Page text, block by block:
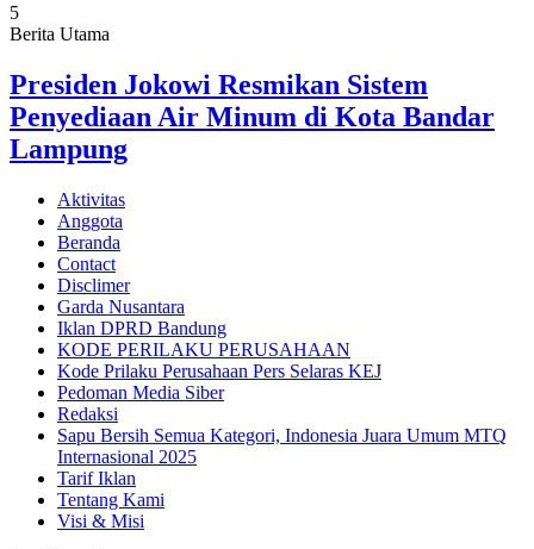
5
Berita Utama
Presiden Jokowi Resmikan Sistem
Penyediaan Air Minum di Kota Bandar
Lampung
Aktivitas
Anggota
Beranda
Contact
Disclimer
Garda Nusantara
Iklan DPRD Bandung
KODE PERILAKU PERUSAHAAN
Kode Prilaku Perusahaan Pers Selaras KEJ
Pedoman Media Siber
Redaksi
Sapu Bersih Semua Kategori, Indonesia Juara Umum MTQ
Internasional 2025
Tarif Iklan
Tentang Kami
Visi & Misi